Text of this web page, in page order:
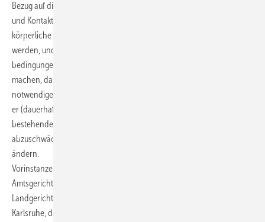
Bezug auf die Fehlsichtigkeit keine Heilbehandlung darstellt, Brillen
und Kontaktlinsen vielmehr lediglich Hilfsmittel sind, mit denen
körperliche Defekte über einen längeren Zeitraum ausgeglichen
werden, und die vereinbarten Allgemeinen Versicherungs-
bedingungen dem Versicherungsnehmer an keiner Stelle deutlich
machen, dass die Erstattungsfähigkeit der Kosten einer medizinisch
notwendigen Heilbehandlung grundsätzlich davon abhängen soll, ob
er (dauerhaft) auf ein Hilfsmittel zurückgreifen kann, das den bei ihm
bestehenden anormalen Körperzustand auszugleichen oder
abzuschwächen geeignet ist, ohne am eigentlichen Leiden etwas zu
ändern.
Vorinstanzen:
Amtsgericht Heidelberg - Urteil vom 18. November 2014 - 30 C 103/14
Landgericht Heidelberg – Urteil vom 18. November 2015 – 4 S 49/14
Karlsruhe, den 30. März 2017